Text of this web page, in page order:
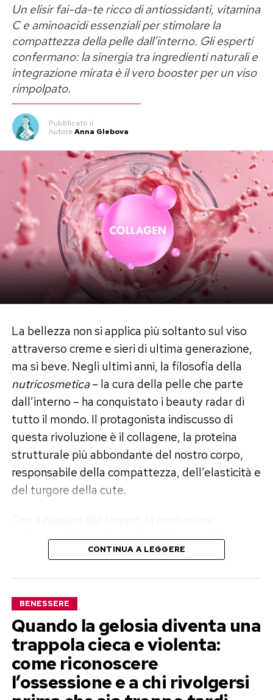
Un elisir fai-da-te ricco di antiossidanti, vitamina
C e aminoacidi essenziali per stimolare la
compattezza della pelle dall’interno. Gli esperti
confermano: la sinergia tra ingredienti naturali e
integrazione mirata è il vero booster per un viso
rimpolpato.
Pubblicato il
Autore Anna Glebova
La bellezza non si applica più soltanto sul viso
attraverso creme e sieri di ultima generazione,
ma si beve. Negli ultimi anni, la filosofia della
nutricosmetica– la cura della pelle che parte
dall’interno – ha conquistato i beauty radar di
tutto il mondo. Il protagonista indiscusso di
questa rivoluzione è il collagene, la proteina
strutturale più abbondante del nostro corpo,
responsabile della compattezza, dell’elasticità e
del turgore della cute.
endogena di questa preziosa risorsa subisce un
rallentamento biologico. Per correre ai ripari e
momento è la preparazione di cocktail di
collagene fai-da-te: bevande fresche, piacevoli
al palato e potenziate con ingredienti naturali
capaci di massimizzare l’assimilazione della
proteina da parte dell’organismo.
CONTINUA A LEGGERE
BENESSERE
Quando la gelosia diventa una
trappola cieca e violenta:
come riconoscere
l’ossessione e a chi rivolgersi